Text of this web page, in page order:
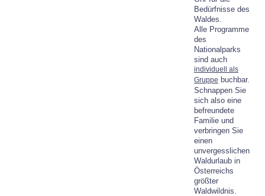
Bedürfnisse des
Waldes.
Alle Programme
des
Nationalparks
sind auch
individuell als
Gruppe buchbar.
Schnappen Sie
sich also eine
befreundete
Familie und
verbringen Sie
einen
unvergesslichen
Waldurlaub in
Österreichs
größter
Waldwildnis.